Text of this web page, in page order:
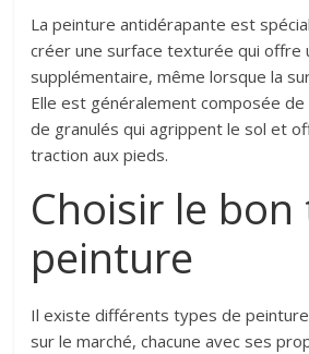
La peinture antidérapante est
créer une surface texturée qui offre
supplémentaire, même lorsque la
Elle est généralement composée
de granulés qui agrippent le sol et
traction aux pieds.
Choisir le bon
peinture
Il existe différents types de
sur le marché, chacune avec ses